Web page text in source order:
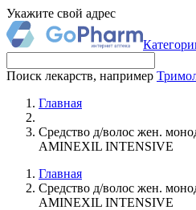
Укажите свой адрес
Поиск лекарств, например
Главная
Средство д/волос жен.
AMINEXIL INTENSIVE
Главная
Средство д/волос жен.
AMINEXIL INTENSIVE